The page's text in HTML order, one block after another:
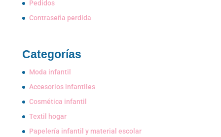
Pedidos
Contraseña perdida
Categorías
Moda infantil
Accesorios infantiles
Cosmética infantil
Textil hogar
Papelería infantil y material escolar